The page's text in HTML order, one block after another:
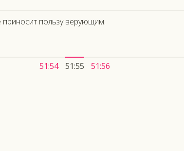
пользу верующим.
51:54 51:55 51:56